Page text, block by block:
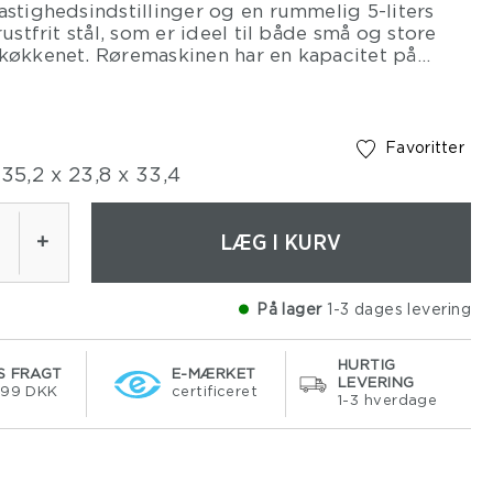
og en rummelig 5-liters
stål, som er ideel til både små og store
Røremaskinen har en kapacitet på
Takket være maskinens kompakte størrelse,
kagecreme eller en luftig flødeskum.
gør det nemt at ælte dej, uanset om det er til
pizzadej eller anden smidig dej. Fladpiskeren
at røre kagedej eller frikadellefars.
Favoritter
35,2 x 23,8 x 33,4
+ LÆG I KURV
På lager 1-3 dages levering
FRAGT
DKK
E-MÆRKET
certificeret
HURTIG
LEVERING
1-3 hverdage